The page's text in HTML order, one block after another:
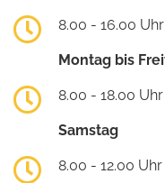
8.00 - 16.00 Uhr
Montag bis
8.00 - 18.00 Uhr
Samstag
8.00 - 12.00 Uhr